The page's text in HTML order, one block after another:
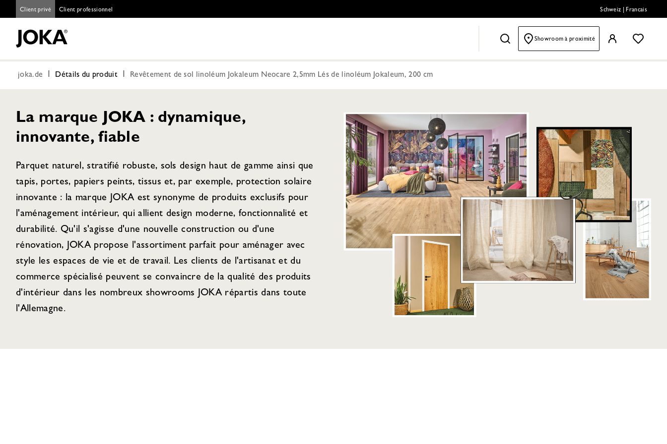
Client privé Client professionnel Schweiz Francais
Showroom à proximité
joka.de Détails du produit Revêtement de sol linoléum Jokaleum Neocare 2,5mm Lés de linoléum Jokaleum, 200 cm
La marque JOKA : dynamique,
innovante, fiable
Parquet naturel, stratifié robuste, sols design haut de gamme ainsi que
tapis, portes, papiers peints, tissus et, par exemple, protection solaire
innovante : la marque JOKA est synonyme de produits exclusifs pour
l'aménagement intérieur, qui allient design moderne, fonctionnalité et
durabilité. Qu'il s'agisse d'une nouvelle construction ou d'une
rénovation, JOKA propose l'assortiment parfait pour aménager avec
style les espaces de vie et de travail. Les clients de l'artisanat et du
commerce spécialisé peuvent se convaincre de la qualité des produits
d'intérieur dans les nombreux showrooms JOKA répartis dans toute
l'Allemagne.